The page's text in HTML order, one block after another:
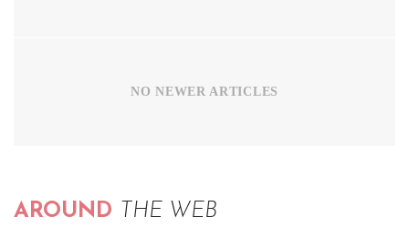
NO NEWER ARTICLES
AROUND THE WEB